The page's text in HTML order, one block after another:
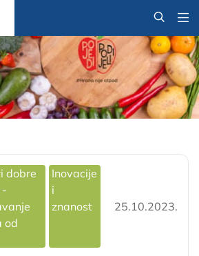
@
dobre
-
od
Inovacije
i
znanost
25.10.2023.